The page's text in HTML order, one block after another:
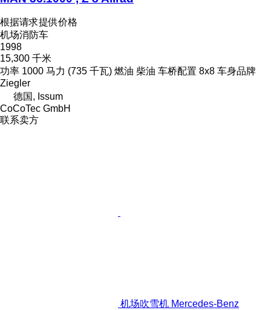
根据请求提供价格
机场消防车
1998
15,300 千米
功率 1000 马力 (735 千瓦) 燃油 柴油 车桥配置 8x8 车身品牌
Ziegler
德国, Issum
CoCoTec GmbH
联系卖方
机场吹雪机 Mercedes-Benz